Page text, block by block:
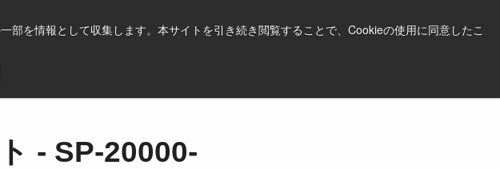
を情報として収集します。本サイトを引き続き閲覧することで、Cookieの使用に同意したこ
- SP-20000-